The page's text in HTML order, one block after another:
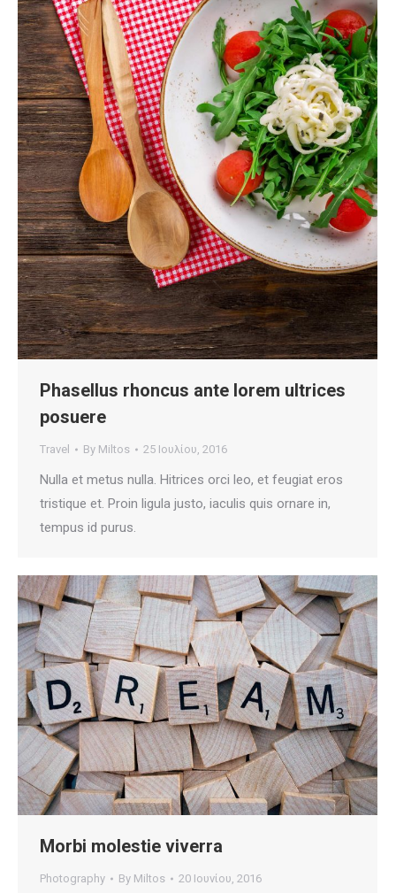
Phasellus rhoncus ante lorem ultrices
posuere
Travel By Miltos 25 Ιουλίου, 2016
Nulla et metus nulla. Hitrices orci leo, et feugiat eros
tristique et. Proin ligula justo, iaculis quis ornare in,
tempus id purus.
Morbi molestie viverra
Photography By Miltos 20 Ιουνίου, 2016